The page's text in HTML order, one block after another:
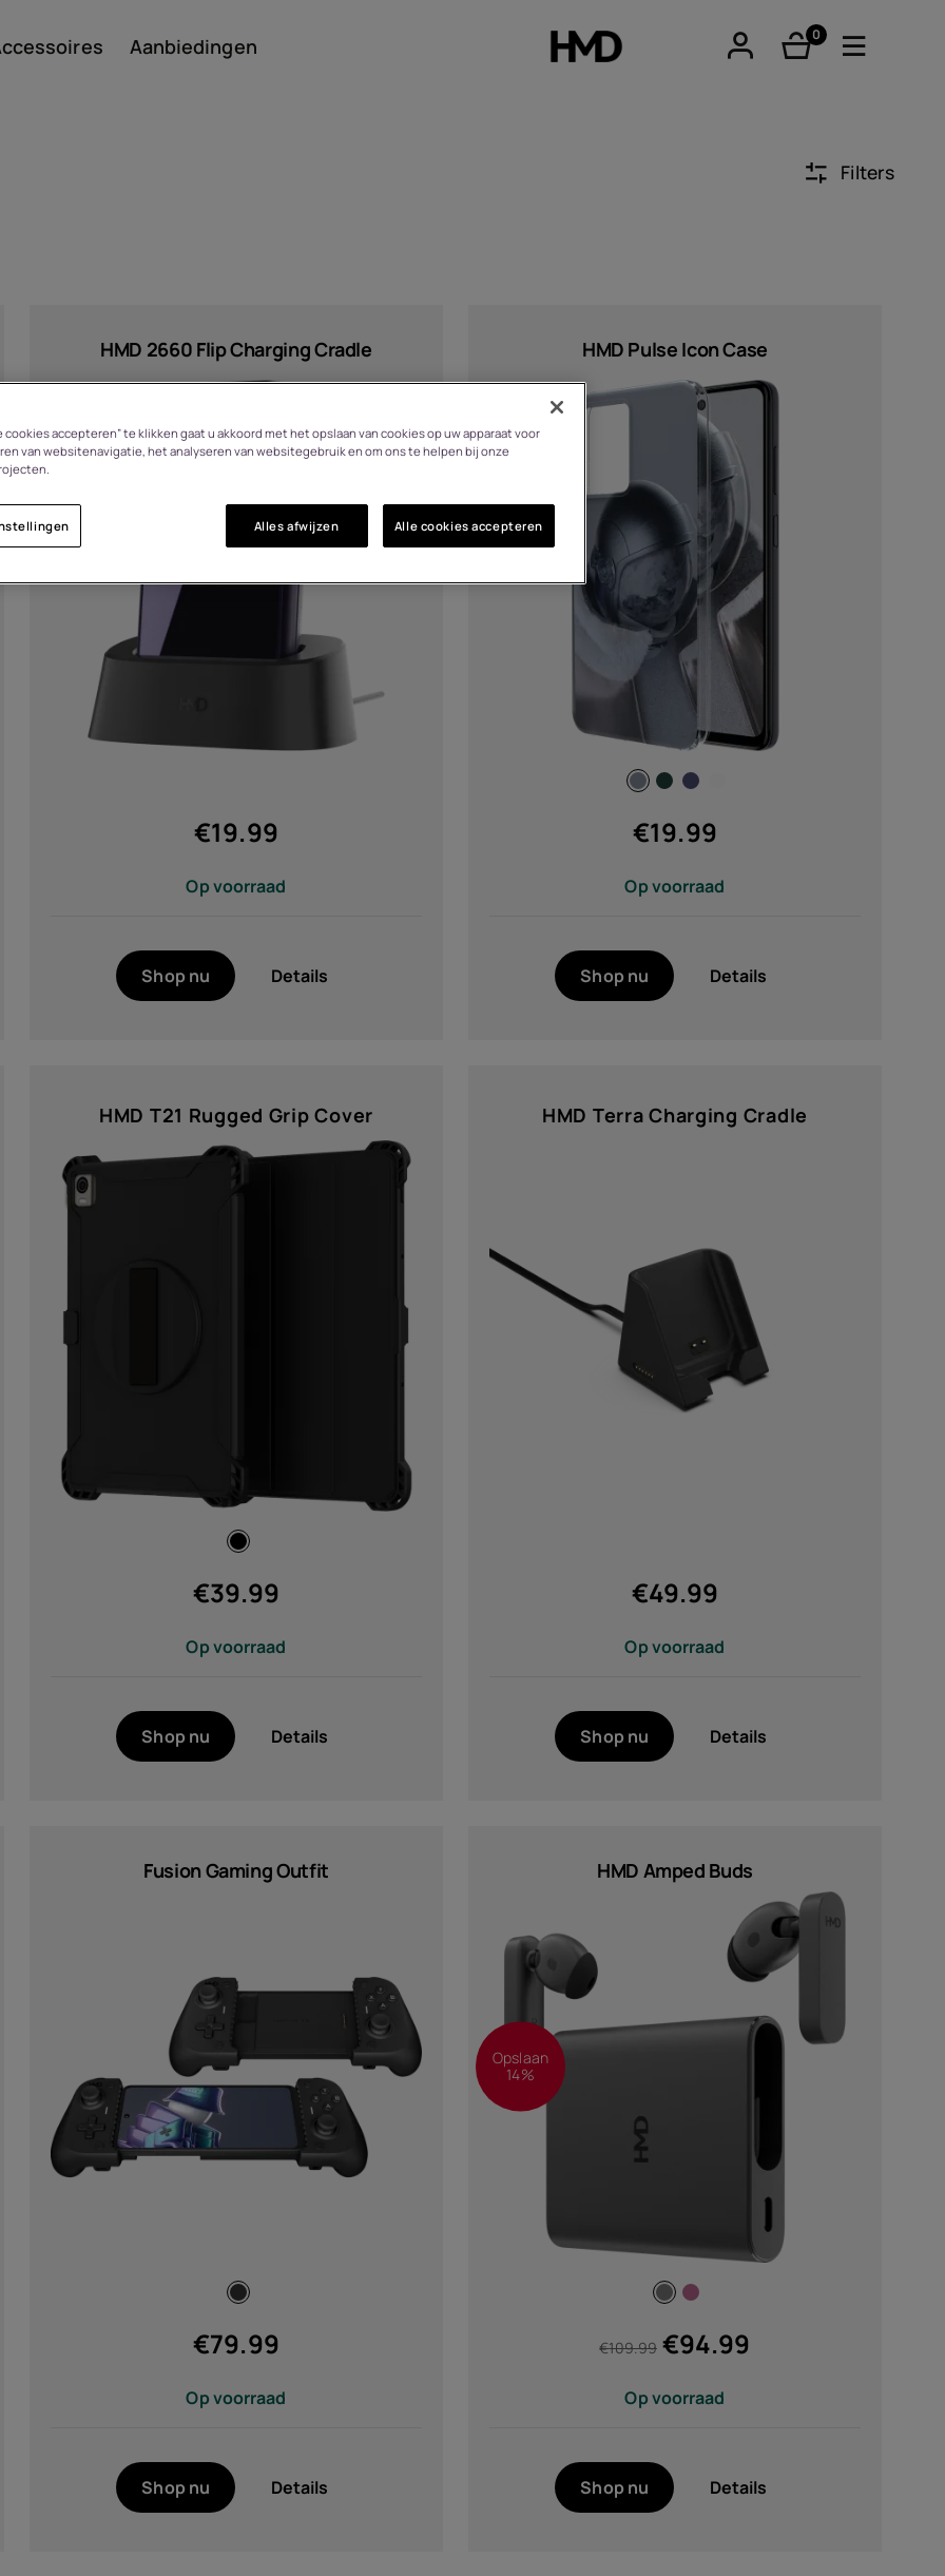
Aanbiedingen
0
product(en)
Feature phones
Accessoires
Aanbiedingen
)
Filters
HMD 2660 Flip Charging Cradle
€19.99
Op voorraad
Shop nu Details
HMD Pulse Icon Case
€19.99
Op voorraad
Shop nu Details
HMD T21 Rugged Grip Cover
€39.99
Op voorraad
Shop nu Details
HMD Terra Charging Cradle
€49.99
Op voorraad
Shop nu Details
Fusion Gaming Outfit
€79.99
Op voorraad
Shop nu Details
HMD Amped Buds
Opslaan
14%
€109.99 €94.99
Op voorraad
Shop nu Details
cookies accepteren” te klikken gaat u akkoord met het opslaan van cookies op uw apparaat voor
van websitenavigatie, het analyseren van websitegebruik en om ons te helpen bij onze
Alles afwijzen Alle cookies accepteren